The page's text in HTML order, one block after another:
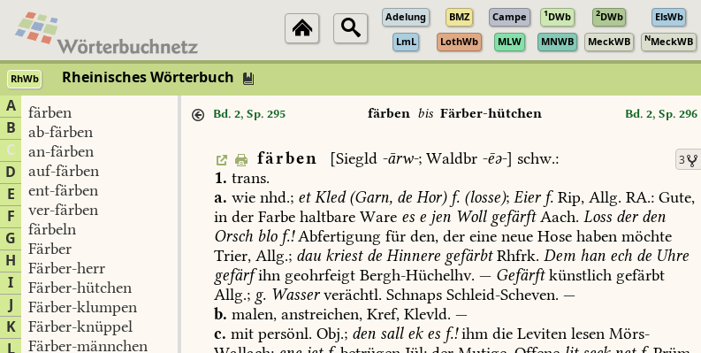
Adelung BMZ Campe 1DWb 2DWb ElsWb
LmL
LothWb MLW MNWB MeckWB NMeckWB
RhWb Rheinisches Wörterbuch
A
B
C
D
E
F
G
H
I
J
K
färben
ab-färben
an-färben
auf-färben
ent-färben
ver-färben
färbeln
Färber
Färber-herr
Färber-hütchen
Färber-klumpen
Färber-knüppel
Färber-männchen
Bd. 2, Sp. 295 färbenbis Färber-hütchen Bd. 2, Sp. 296
3
färben [Siegld -ārw-; Waldbr -ēə-] schw.:
1. trans.
a. wie nhd.; etKled(Garn, de Hor)f. (losse); Eierf. Rip, Allg. RA.: Gute,
in der Farbe haltbare Ware es e jen Wollgefärft Aach. Loss derden
Orsch blof.!Abfertigung für den, der eine neue Hose haben möchte
Trier, Allg.; dau kriestde Hinnere gefärbtRhfrk. Dem han ech de Uhre
gefärfihn geohrfeigt Bergh-Hüchelhv. — Gefärftkünstlich gefärbt
Allg.; g. Wasserverächtl. Schnaps Schleid-Scheven. —
b. malen, anstreichen, Kref, Klevld. —
c. mit persönl. Obj.; den sallekes f.!ihm die Leviten lesen Mörs-